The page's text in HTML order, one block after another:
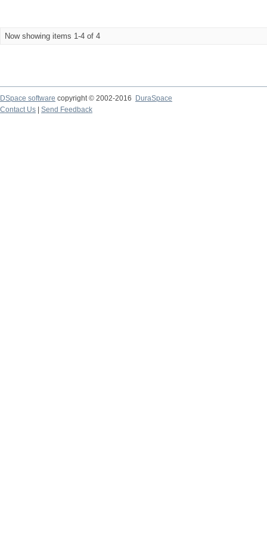
Now showing items 1-4 of 4
DSpace software copyright © 2002-2016
DuraSpace
Contact Us
Send Feedback